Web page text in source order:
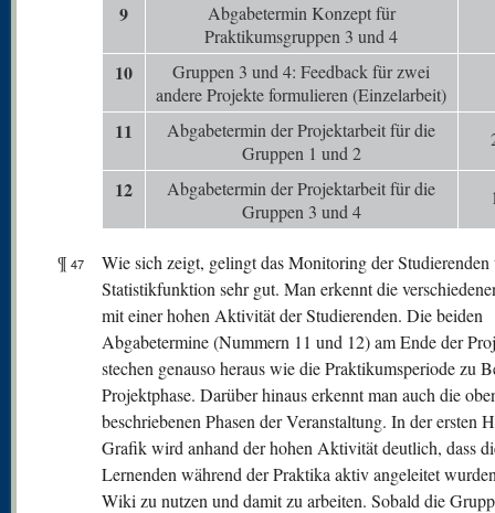
9
Abgabetermin Konzept für
Praktikumsgruppen 3 und 4
10
Gruppen 3 und 4: Feedback für zwei
andere Projekte formulieren (Einzelarbeit)
11
Abgabetermin der Projektarbeit für die
Gruppen 1 und 2
12
Abgabetermin der Projektarbeit für die
Gruppen 3 und 4
¶ 47
Wie sich zeigt, gelingt das Monitoring der Studierenden
Statistikfunktion sehr gut. Man erkennt die
mit einer hohen Aktivität der Studierenden. Die beiden
Abgabetermine (Nummern 11 und 12) am Ende der
stechen genauso heraus wie die Praktikumsperiode zu
Projektphase. Darüber hinaus erkennt man auch die
beschriebenen Phasen der Veranstaltung. In der ersten
Grafik wird anhand der hohen Aktivität deutlich, dass
Lernenden während der Praktika aktiv angeleitet
Wiki zu nutzen und damit zu arbeiten. Sobald die